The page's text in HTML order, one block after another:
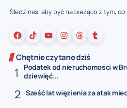
Śledź nas, aby być na bieżąco z tym, co
Chętnie czytane dziś
Podatek od nieruchomości w
dziewięć...
Sześć lat więzienia za atak